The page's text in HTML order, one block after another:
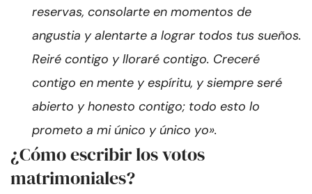
reservas, consolarte en momentos de
angustia y alentarte a lograr todos tus sueños.
Reiré contigo y lloraré contigo. Creceré
contigo en mente y espíritu, y siempre seré
abierto y honesto contigo; todo esto lo
prometo a mi único y único yo».
¿Cómo escribir los votos
matrimoniales?